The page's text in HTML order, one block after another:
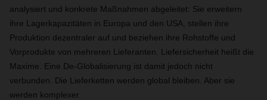
analysiert und konkrete Maßnahmen abgeleitet: Sie erweitern
ihre Lagerkapazitäten in Europa und den USA, stellen ihre
Produktion dezentraler auf und beziehen ihre Rohstoffe und
Vorprodukte von mehreren Lieferanten. Liefersicherheit heißt die
Maxime. Eine De-Globalisierung ist damit jedoch nicht
verbunden. Die Lieferketten werden global bleiben. Aber sie
werden komplexer.